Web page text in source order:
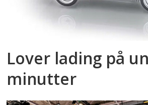
Lover lading på
minutter